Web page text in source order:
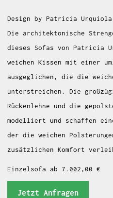
Design by Patricia Urquiola
Die architektonische
dieses Sofas von Patricia
weichen Kissen mit einer
ausgeglichen, die die
unterstreichen. Die
Rückenlehne und die
modelliert und schaffen
der die weichen
zusätzlichen Komfort
Einzelsofa ab 7.002,00 €
Jetzt Anfragen